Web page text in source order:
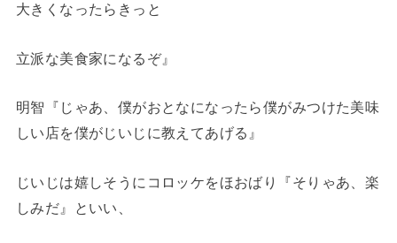
大きくなったらきっと
立派な美食家になるぞ』
明智『じゃあ、僕がおとなになったら僕がみつけた美味
しい店を僕がじいじに教えてあげる』
じいじは嬉しそうにコロッケをほおばり『そりゃあ、楽
しみだ』といい、